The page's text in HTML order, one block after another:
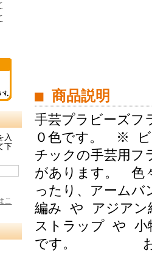
入
下
こ
■ 商品説明
手芸プラビーズ
０色です。 ※ ビ
チックの手芸用フ
があります。 色
ったり、アーム
編み や アジアン
ストラップ や 小
です。 お届け